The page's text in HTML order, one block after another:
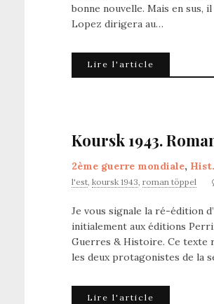
bonne nouvelle. Mais en sus,
Lopez dirigera au…
Lire l'article
Koursk 1943.
2ème guerre mondiale,
l'est, koursk 1943, roman töppel
Je vous signale la ré-édition
initialement aux éditions
Guerres & Histoire. Ce texte
les deux protagonistes de la
Lire l'article